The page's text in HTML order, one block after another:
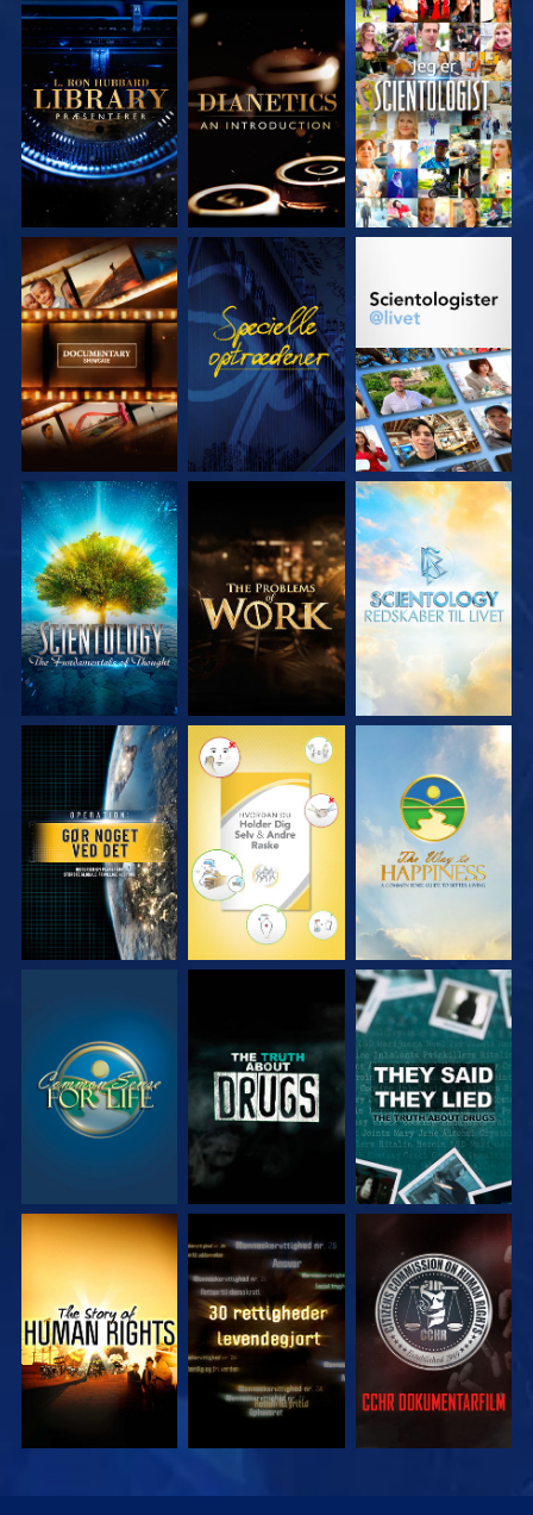
UDFORSK SERIEN UDFORSK SERIEN SE
UDFORSK SERIEN SE UDFORSK SERIEN
UDFORSK SERIEN UDFORSK SERIEN UDFORSK SERIEN
SE SE SE
SE SE
SE SE SE